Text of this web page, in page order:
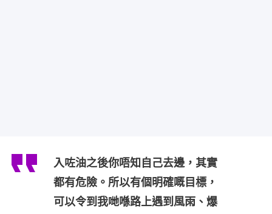
入咗油之後你唔知自己去邊，其實
都有危險。所以有個明確嘅目標，
可以令到我哋喺路上遇到風雨、爆